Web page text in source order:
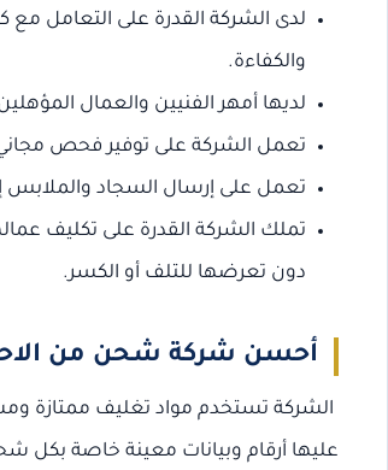
لدى الشركة القدرة على التعامل
والكفاءة.
لديها أمهر الفنيين والعمال
تعمل الشركة على توفير فحص مجاني
تعمل على إرسال السجاد والملابس
تملك الشركة القدرة على تكليف
دون تعرضها للتلف أو الكسر.
أحسن شركة شحن من
الشركة تستخدم مواد تغليف ممتازة
عليها أرقام وبيانات معينة خاصة بكل